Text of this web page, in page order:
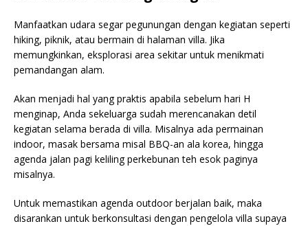
Manfaatkan udara segar pegunungan dengan kegiatan seperti
hiking, piknik, atau bermain di halaman villa. Jika
memungkinkan, eksplorasi area sekitar untuk menikmati
pemandangan alam.
Akan menjadi hal yang praktis apabila sebelum hari H
menginap, Anda sekeluarga sudah merencanakan detil
kegiatan selama berada di villa. Misalnya ada permainan
indoor, masak bersama misal BBQ-an ala korea, hingga
agenda jalan pagi keliling perkebunan teh esok paginya
misalnya.
Untuk memastikan agenda outdoor berjalan baik, maka
disarankan untuk berkonsultasi dengan pengelola villa supaya